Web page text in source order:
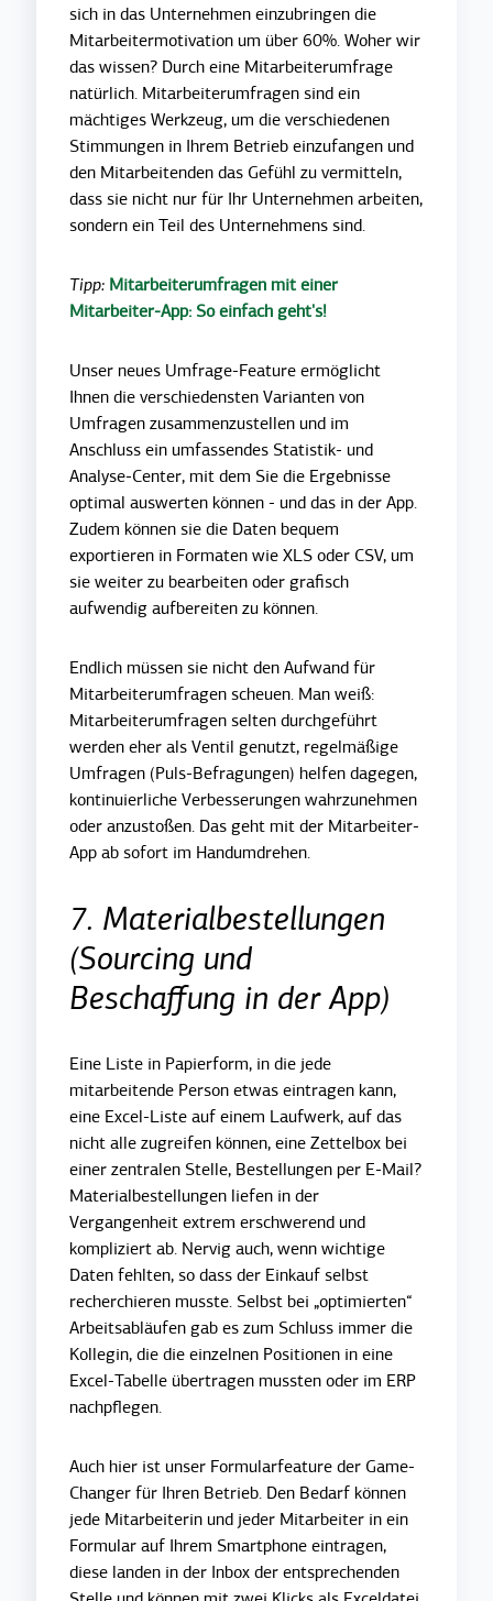
sich in das Unternehmen einzubringen die
Mitarbeitermotivation um über 60%. Woher wir
das wissen? Durch eine Mitarbeiterumfrage
natürlich. Mitarbeiterumfragen sind ein
mächtiges Werkzeug, um die verschiedenen
Stimmungen in Ihrem Betrieb einzufangen und
den Mitarbeitenden das Gefühl zu vermitteln,
dass sie nicht nur für Ihr Unternehmen arbeiten,
sondern ein Teil des Unternehmens sind.
Tipp: Mitarbeiterumfragen mit einer
Mitarbeiter-App: So einfach geht's!
Unser neues Umfrage-Feature ermöglicht
Ihnen die verschiedensten Varianten von
Umfragen zusammenzustellen und im
Anschluss ein umfassendes Statistik- und
Analyse-Center, mit dem Sie die Ergebnisse
optimal auswerten können - und das in der App.
Zudem können sie die Daten bequem
exportieren in Formaten wie XLS oder CSV, um
sie weiter zu bearbeiten oder grafisch
aufwendig aufbereiten zu können.
Endlich müssen sie nicht den Aufwand für
Mitarbeiterumfragen scheuen. Man weiß:
Mitarbeiterumfragen selten durchgeführt
werden eher als Ventil genutzt, regelmäßige
Umfragen (Puls-Befragungen) helfen dagegen,
kontinuierliche Verbesserungen wahrzunehmen
oder anzustoßen. Das geht mit der Mitarbeiter-
App ab sofort im Handumdrehen.
7. Materialbestellungen
(Sourcing und
Beschaffung in der App)
Eine Liste in Papierform, in die jede
mitarbeitende Person etwas eintragen kann,
eine Excel-Liste auf einem Laufwerk, auf das
nicht alle zugreifen können, eine Zettelbox bei
einer zentralen Stelle, Bestellungen per E-Mail?
Materialbestellungen liefen in der
Vergangenheit extrem erschwerend und
kompliziert ab. Nervig auch, wenn wichtige
Daten fehlten, so dass der Einkauf selbst
recherchieren musste. Selbst bei „optimierten“
Arbeitsabläufen gab es zum Schluss immer die
Kollegin, die die einzelnen Positionen in eine
Excel-Tabelle übertragen mussten oder im ERP
nachpflegen.
Auch hier ist unser Formularfeature der Game-
Changer für Ihren Betrieb. Den Bedarf können
jede Mitarbeiterin und jeder Mitarbeiter in ein
Formular auf Ihrem Smartphone eintragen,
diese landen in der Inbox der entsprechenden